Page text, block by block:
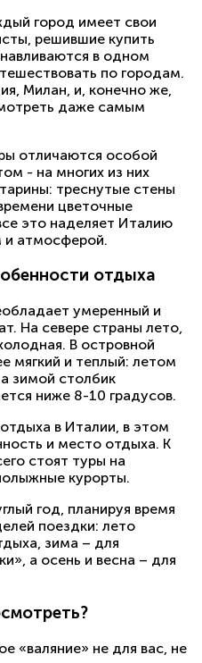
город имеет свои
решившие купить
в одном
по городам.
Милан, и, конечно же,
даже самым
отличаются особой
- на многих из них
треснутые стены
цветочные
это наделяет Италию
атмосферой.
отдыха
умеренный и
На севере страны лето,
В островной
мягкий и теплый: летом
зимой столбик
ниже 8-10 градусов.
в Италии, в этом
и место отдыха. К
стоят туры на
курорты.
год, планируя время
поездки: лето
зима – для
а осень и весна – для
«валяние» не для вас, не